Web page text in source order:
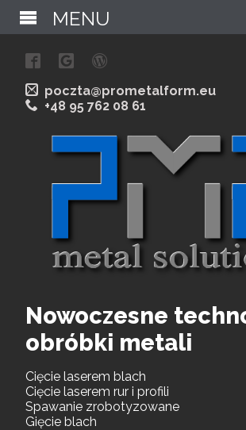
MENU
poczta@prometalform.eu
+48 95 762 08 61
Nowoczesne
obróbki metali
Cięcie laserem blach
Cięcie laserem rur i profili
Spawanie zrobotyzowane
Gięcie blach